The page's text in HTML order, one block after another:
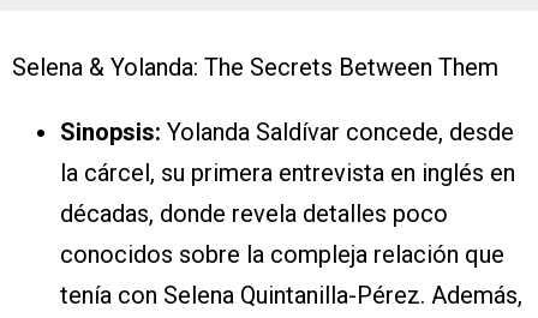
Selena & Yolanda: The Secrets Between Them
Sinopsis: Yolanda Saldívar concede, desde
la cárcel, su primera entrevista en inglés en
décadas, donde revela detalles poco
conocidos sobre la compleja relación que
tenía con Selena Quintanilla-Pérez. Además,